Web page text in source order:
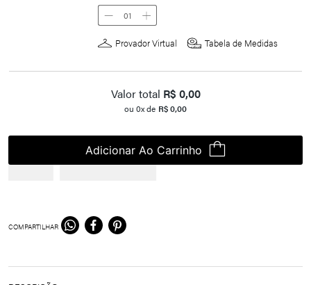
01
Provador Virtual Tabela de Medidas
Valor total R$ 0,00
ou 0x de R$0,00
Adicionar Ao Carrinho
COMPARTILHAR